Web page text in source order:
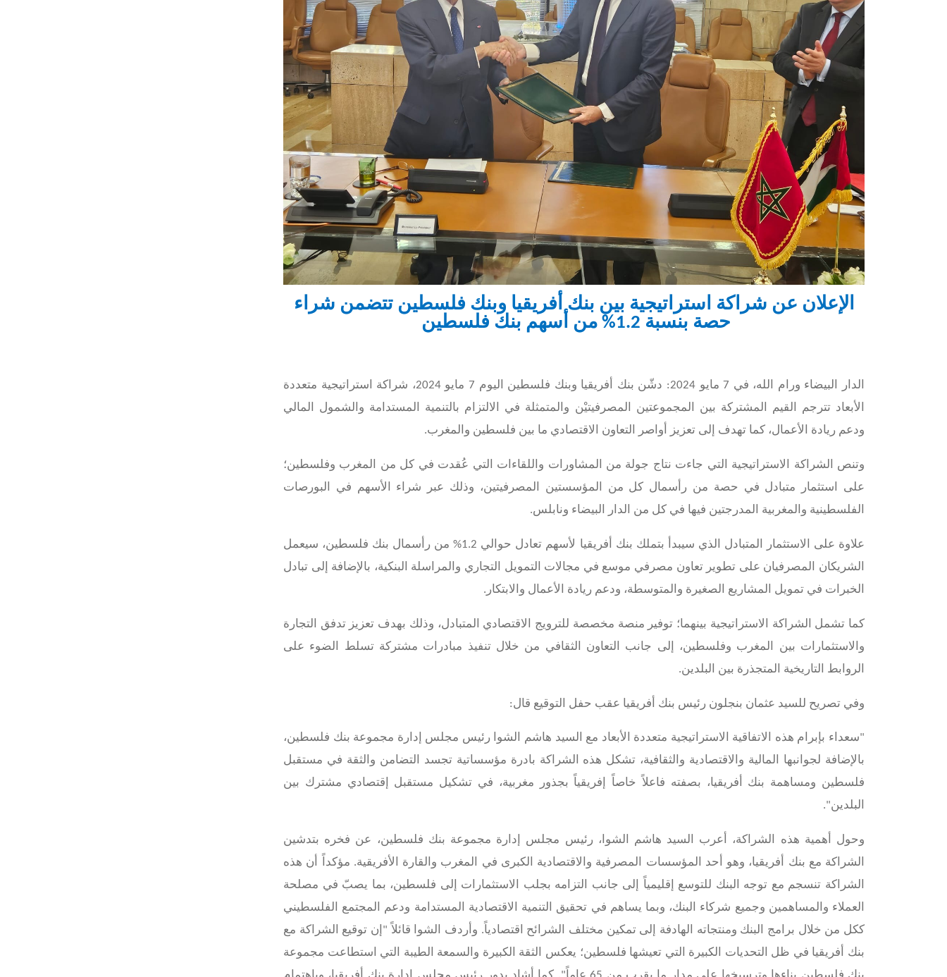
الإعلان عن شراكة استراتيجية بين بنك أفريقيا وبنك فلسطين تتضمن شراء
حصة بنسبة 1.2% من أسهم بنك فلسطين
الدار البيضاء ورام الله، في 7 مايو 2024: دشّن بنك أفريقيا وبنك فلسطين اليوم 7 مايو 2024، شراكة استراتيجية متعددة
الأبعاد تترجم القيم المشتركة بين المجموعتين المصرفيتيْن والمتمثلة في الالتزام بالتنمية المستدامة والشمول المالي
ودعم ريادة الأعمال، كما تهدف إلى تعزيز أواصر التعاون الاقتصادي ما بين فلسطين والمغرب.
وتنص الشراكة الاستراتيجية التي جاءت نتاج جولة من المشاورات واللقاءات التي عُقدت في كل من المغرب وفلسطين؛
على استثمار متبادل في حصة من رأسمال كل من المؤسستين المصرفيتين، وذلك عبر شراء الأسهم في البورصات
الفلسطينية والمغربية المدرجتين فيها في كل من الدار البيضاء ونابلس.
علاوة على الاستثمار المتبادل
الذي سيبدأ بتملك بنك أفريقيا لأسهم تعادل حوالي 1.2% من رأسمال بنك فلسطين، سيعمل
الشريكان المصرفيان على تطوير تعاون مصرفي موسع في مجالات التمويل التجاري والمراسلة البنكية، بالإضافة إلى تبادل
الخبرات في تمويل المشاريع الصغيرة والمتوسطة، ودعم ريادة الأعمال والابتكار.
كما تشمل الشراكة الاستراتيجية بينهما؛ توفير منصة مخصصة للترويج الاقتصادي المتبادل، وذلك بهدف تعزيز تدفق التجارة
والاستثمارات بين المغرب وفلسطين، إلى جانب التعاون الثقافي من خلال تنفيذ مبادرات مشتركة تسلط الضوء على
الروابط التاريخية المتجذرة بين البلدين.
وفي تصريح للسيد عثمان بنجلون رئيس بنك أفريقيا عقب حفل التوقيع قال:
"سعداء بإبرام هذه الاتفاقية الاستراتيجية متعددة الأبعاد مع السيد هاشم الشوا رئيس مجلس إدارة مجموعة بنك فلسطين،
بالإضافة لجوانبها المالية والاقتصادية والثقافية، تشكل هذه الشراكة بادرة مؤسساتية تجسد التضامن والثقة في مستقبل
فلسطين ومساهمة بنك أفريقيا، بصفته فاعلاً خاصاً إفريقياً بجذور مغربية، في تشكيل مستقبل إقتصادي مشترك بين
البلدين".
وحول أهمية هذه الشراكة، أعرب السيد هاشم الشوا، رئيس مجلس إدارة مجموعة بنك فلسطين، عن فخره بتدشين
الشراكة مع بنك أفريقيا، وهو أحد المؤسسات المصرفية والاقتصادية الكبرى في المغرب والقارة الأفريقية. مؤكداً أن هذه
الشراكة تنسجم مع توجه البنك للتوسع إقليمياً إلى جانب التزامه بجلب الاستثمارات إلى فلسطين، بما يصبّ في مصلحة
العملاء والمساهمين وجميع شركاء البنك، وبما يساهم في تحقيق التنمية الاقتصادية المستدامة ودعم المجتمع الفلسطيني
ككل من خلال برامج البنك ومنتجاته الهادفة إلى تمكين مختلف الشرائح اقتصادياً. وأردف الشوا قائلاً "إن توقيع الشراكة مع
بنك أفريقيا في ظل التحديات الكبيرة التي تعيشها فلسطين؛ يعكس الثقة الكبيرة والسمعة الطيبة التي استطاعت مجموعة